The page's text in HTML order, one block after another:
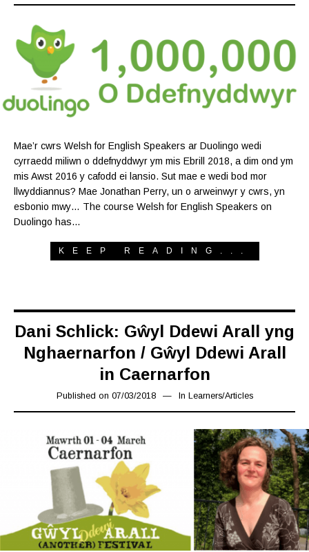
Mae’r cwrs Welsh for English Speakers ar Duolingo wedi
cyrraedd miliwn o ddefnyddwyr ym mis Ebrill 2018, a dim ond ym
mis Awst 2016 y cafodd ei lansio. Sut mae e wedi bod mor
llwyddiannus? Mae Jonathan Perry, un o arweinwyr y cwrs, yn
esbonio mwy… The course Welsh for English Speakers on
Duolingo has…
KEEP READING...
Dani Schlick: Gŵyl Ddewi Arall yng
Nghaernarfon / Gŵyl Ddewi Arall
in Caernarfon
Published on 07/03/201816/03/2019
In Learners/Articles